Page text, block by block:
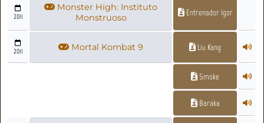
2011
Monster High: Instituto
Monstruoso
Entrenador Igor
2011 Mortal Kombat 9 Liu Kang
Smoke
Baraka